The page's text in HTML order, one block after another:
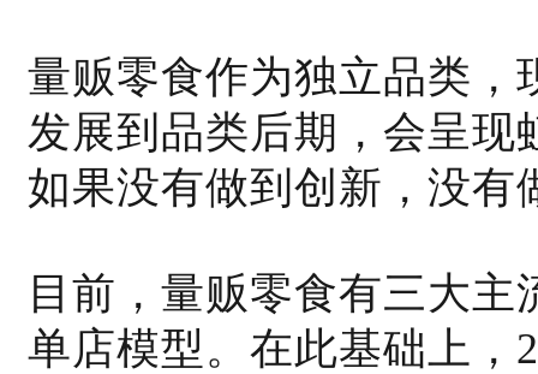
量贩零食作为独立品类，
发展到品类后期，会呈现
如果没有做到创新，没有
目前，量贩零食有三大
单店模型。在此基础上，